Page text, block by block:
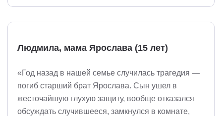
Людмила, мама Ярослава (15 лет)
«Год назад в нашей семье случилась трагедия —
погиб старший брат Ярослава. Сын ушел в
жесточайшую глухую защиту, вообще отказался
обсуждать случившееся, замкнулся в комнате,